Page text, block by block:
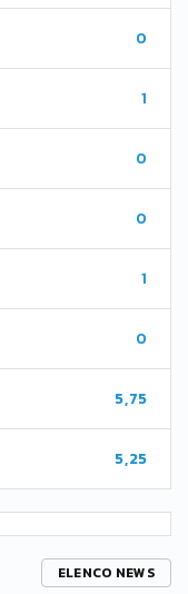
0
1
0
0
1
0
5,75
5,25
ELENCO NEWS